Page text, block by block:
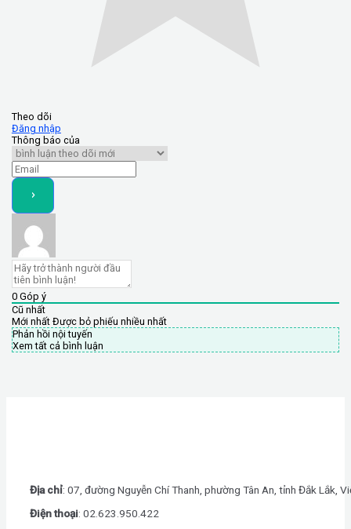
Theo dõi
Đăng nhập
Thông báo của
0Góp ý
Cũ nhất
Mới nhất Được bỏ phiếu nhiều nhất
Phản hồi nội tuyến
Xem tất cả bình luận
Địa chỉ: 07, đường Nguyễn Chí Thanh, phường Tân An, tỉnh Đắk Lắk,
Điện thoại: 02.623.950.422